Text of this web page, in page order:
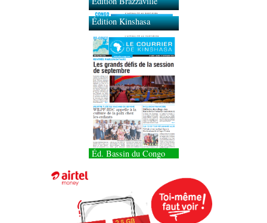
Édition Kinshasa
Éd. Bassin du Congo